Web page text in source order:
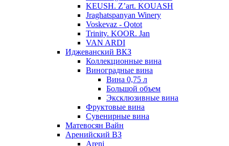
KEUSH. Z’art. KOUASH
Jraghatspanyan Winery
Voskevaz - Qotot
Trinity. KOOR. Jan
VAN ARDI
Иджеванский ВКЗ
Коллекционные вина
Виноградные вина
Вина 0,75 л
Большой объем
Эксклюзивные вина
Фруктовые вина
Cувенирные вина
Матевосян Вайн
Аренийский ВЗ
Areni